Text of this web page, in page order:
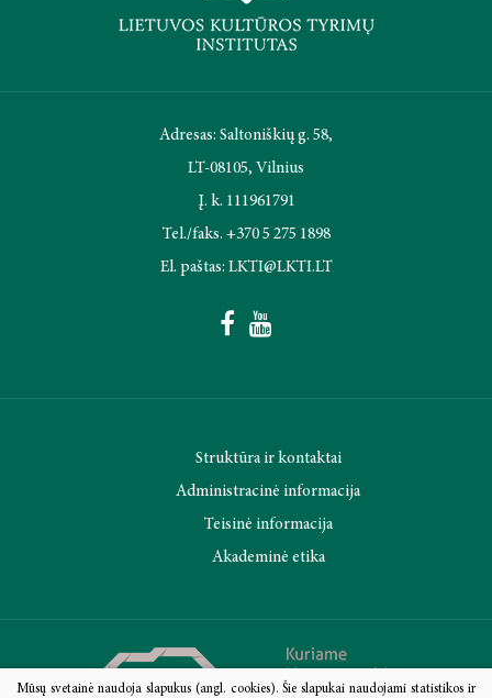
Adresas: Saltoniškių g. 58,
LT-08105, Vilnius
Į. k. 111961791
Tel./faks. +370 5 275 1898
El. paštas: LKTI@LKTI.LT
Struktūra ir kontaktai
Administracinė informacija
Teisinė informacija
Akademinė etika
Mūsų svetainė naudoja slapukus (angl. cookies). Šie slapukai naudojami statistikos ir